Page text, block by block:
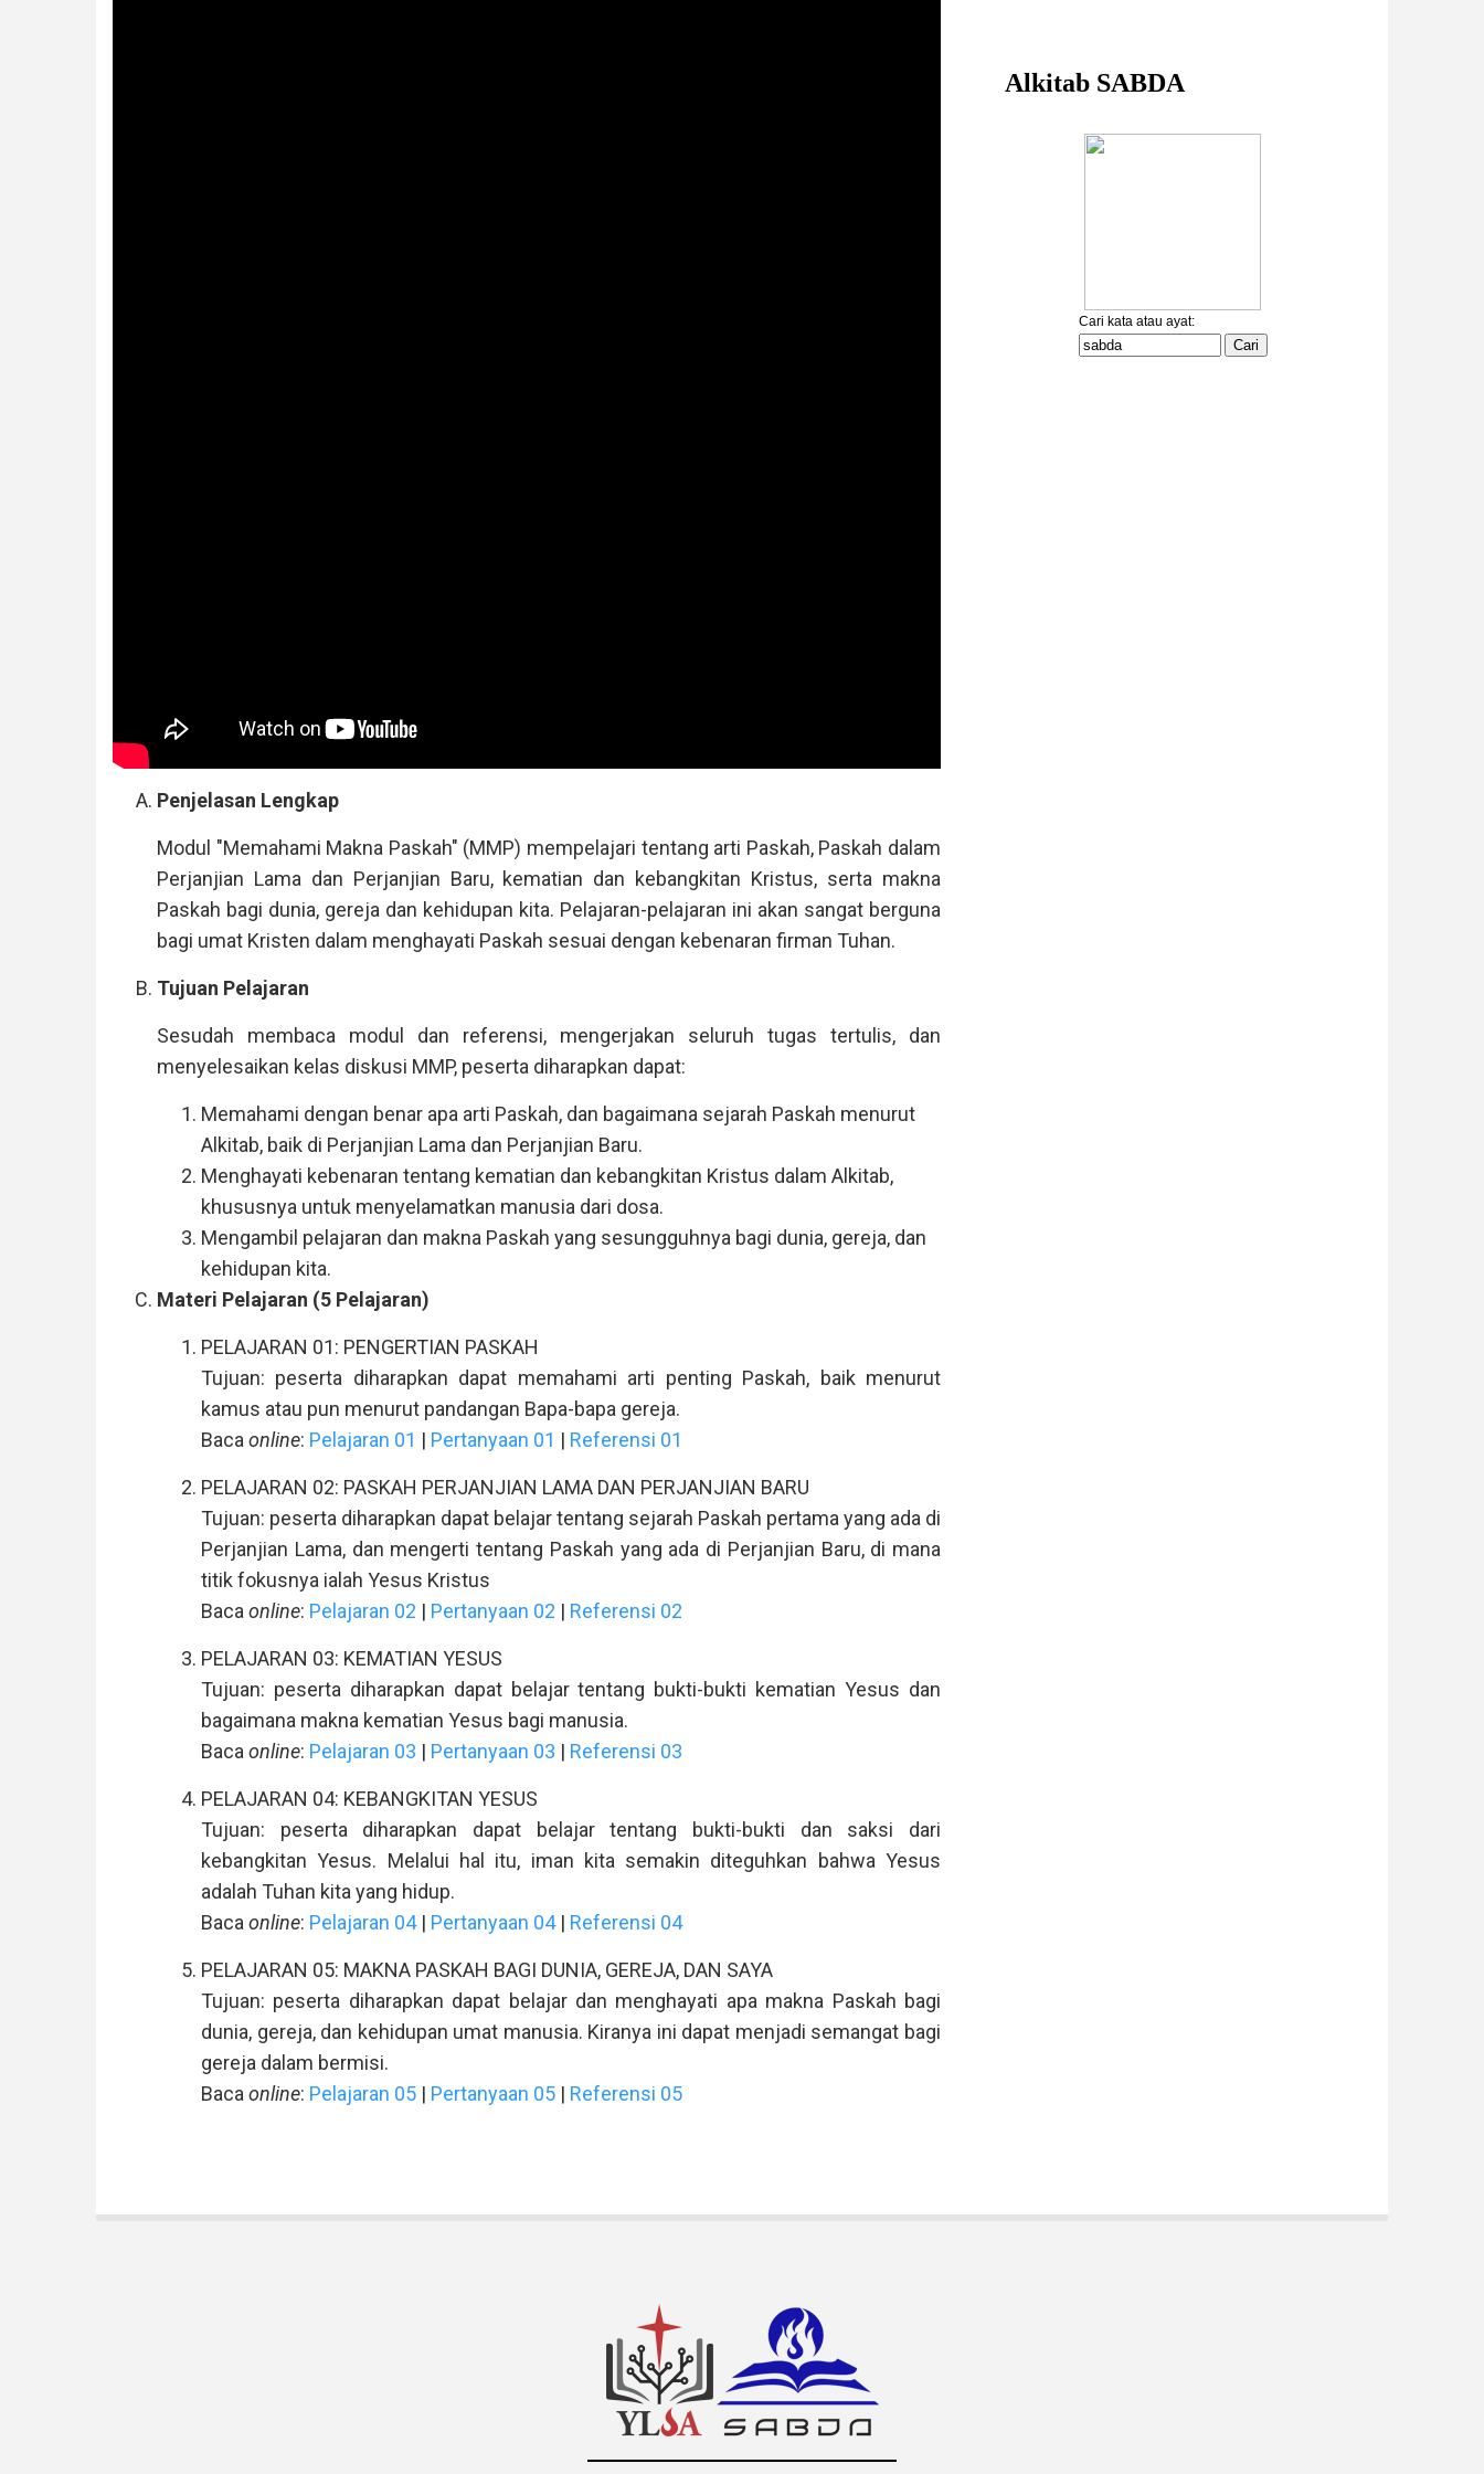
Penjelasan Lengkap
Modul "Memahami Makna Paskah" (MMP) mempelajari tentang arti Paskah, Paskah dalam
Perjanjian Lama dan Perjanjian Baru, kematian dan kebangkitan Kristus, serta makna
Paskah bagi dunia, gereja dan kehidupan kita. Pelajaran-pelajaran ini akan sangat berguna
bagi umat Kristen dalam menghayati Paskah sesuai dengan kebenaran firman Tuhan.
Tujuan Pelajaran
Sesudah membaca modul dan referensi, mengerjakan seluruh tugas tertulis, dan
menyelesaikan kelas diskusi MMP, peserta diharapkan dapat:
Memahami dengan benar apa arti Paskah, dan bagaimana sejarah Paskah menurut
Alkitab, baik di Perjanjian Lama dan Perjanjian Baru.
Menghayati kebenaran tentang kematian dan kebangkitan Kristus dalam Alkitab,
khususnya untuk menyelamatkan manusia dari dosa.
Mengambil pelajaran dan makna Paskah yang sesungguhnya bagi dunia, gereja, dan
kehidupan kita.
Materi Pelajaran (5 Pelajaran)
PELAJARAN 01: PENGERTIAN PASKAH
Tujuan: peserta diharapkan dapat memahami arti penting Paskah, baik menurut
kamus atau pun menurut pandangan Bapa-bapa gereja.
Baca online: Pelajaran 01 | Pertanyaan 01 | Referensi 01
PELAJARAN 02: PASKAH PERJANJIAN LAMA DAN PERJANJIAN BARU
Tujuan: peserta diharapkan dapat belajar tentang sejarah Paskah pertama yang ada di
Perjanjian Lama, dan mengerti tentang Paskah yang ada di Perjanjian Baru, di mana
titik fokusnya ialah Yesus Kristus
Baca online: Pelajaran 02 | Pertanyaan 02 | Referensi 02
PELAJARAN 03: KEMATIAN YESUS
Tujuan: peserta diharapkan dapat belajar tentang bukti-bukti kematian Yesus dan
bagaimana makna kematian Yesus bagi manusia.
Baca online: Pelajaran 03 | Pertanyaan 03 | Referensi 03
PELAJARAN 04: KEBANGKITAN YESUS
Tujuan: peserta diharapkan dapat belajar tentang bukti-bukti dan saksi dari
kebangkitan Yesus. Melalui hal itu, iman kita semakin diteguhkan bahwa Yesus
adalah Tuhan kita yang hidup.
Baca online: Pelajaran 04| Pertanyaan 04| Referensi 04
PELAJARAN 05: MAKNA PASKAH BAGI DUNIA, GEREJA, DAN SAYA
Tujuan: peserta diharapkan dapat belajar dan menghayati apa makna Paskah bagi
dunia, gereja, dan kehidupan umat manusia. Kiranya ini dapat menjadi semangat bagi
gereja dalam bermisi.
Baca online: Pelajaran 05 | Pertanyaan 05 | Referensi 05